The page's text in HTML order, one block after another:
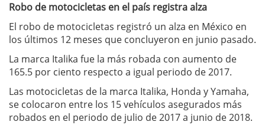
Robo de motocicletas en el país registra alza
El robo de motocicletas registró un alza en México en
los últimos 12 meses que concluyeron en junio pasado.
La marca Italika fue la más robada con aumento de
165.5 por ciento respecto a igual periodo de 2017.
Las motocicletas de la marca Italika, Honda y Yamaha,
se colocaron entre los 15 vehículos asegurados más
robados en el periodo de julio de 2017 a junio de 2018.